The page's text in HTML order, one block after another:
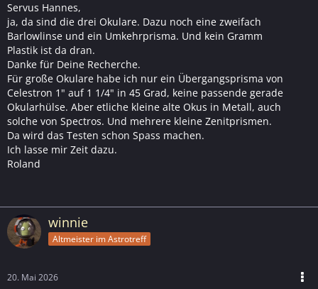
Servus Hannes,
ja, da sind die drei Okulare. Dazu noch eine zweifach
Barlowlinse und ein Umkehrprisma. Und kein Gramm
Plastik ist da dran.
Danke für Deine Recherche.
Für große Okulare habe ich nur ein Übergangsprisma von
Celestron 1" auf 1 1/4" in 45 Grad, keine passende gerade
Okularhülse. Aber etliche kleine alte Okus in Metall, auch
solche von Spectros. Und mehrere kleine Zenitprismen.
Da wird das Testen schon Spass machen.
Ich lasse mir Zeit dazu.
Roland
winnie
Altmeister im Astrotreff
20. Mai 2026